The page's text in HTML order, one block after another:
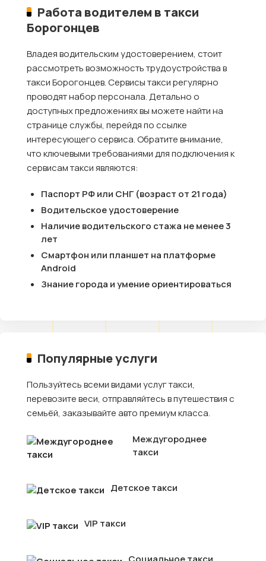
Работа водителем в такси
Борогонцев
Владея водительским удостоверением, стоит
рассмотреть возможность трудоустройства в
такси Борогонцев. Сервисы такси регулярно
проводят набор персонала. Детально о
доступных предложениях вы можете найти на
странице службы, перейдя по ссылке
интересующего сервиса. Обратите внимание,
что ключевыми требованиями для подключения к
сервисам такси являются:
Паспорт РФ или СНГ (возраст от 21 года)
Водительское удостоверение
Наличие водительского стажа не менее 3
лет
Смартфон или планшет на платформе
Android
Знание города и умение ориентироваться
Популярные услуги
Пользуйтесь всеми видами услуг такси,
перевозите веси, отправляйтесь в путешествия с
семьёй, заказывайте авто премиум класса.
Междугороднее
такси
Детское такси
VIP такси